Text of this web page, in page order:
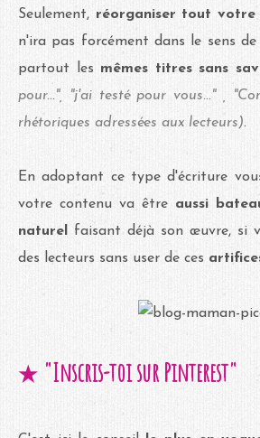
Seulement, réorganiser tout votre
n'ira pas forcément dans le sens
partout les mêmes titres sans
pour...", "j'ai testé pour vous..." ,
rhétoriques adressées aux lecteurs).
En adoptant ce type d'écriture
votre contenu va être aussi
naturel
faisant déjà son œuvre, si
des lecteurs sans user de ces
★ "Inscris-toi sur Pinterest"